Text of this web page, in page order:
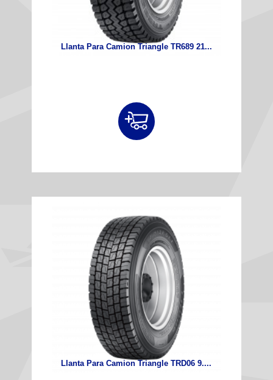
Llanta Para Camion Triangle TR689 21...
Llanta Para Camion Triangle TRD06 9....